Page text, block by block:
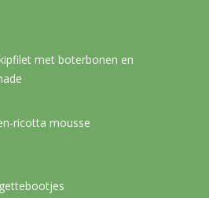
met boterbonen en
ricotta mousse